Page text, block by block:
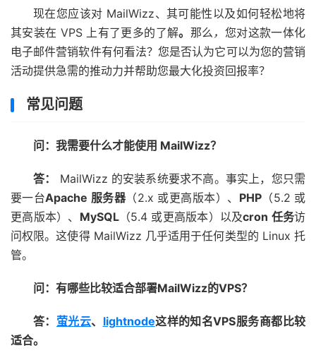
现在您应该对 MailWizz、其可能性以及如何轻松地将
其安装在 VPS 上有了更多的了解。 那么 ， 您对这款一体化
电子邮件营销软件有何看法？您是否认为它可以为您的营销
活动提供急需的推动力并帮助您最大化投资回报率？
常见问题
问：我需要什么才能使用 MailWizz？
答：
MailWizz 的安装系统要求不高。事实上，您只需
要一台Apache 服务器（2.x 或更高版本）、 PHP（5.2 或
更高版本）、 MySQL（5.4 或更高版本）以及cron 任务访
问权限。这使得 MailWizz 几乎适用于任何类型的 Linux 托
管。
问：有哪些比较适合部署MailWizz的VPS？
答： 萤光云、 lightnode这样的知名VPS服务商都比较
适合。